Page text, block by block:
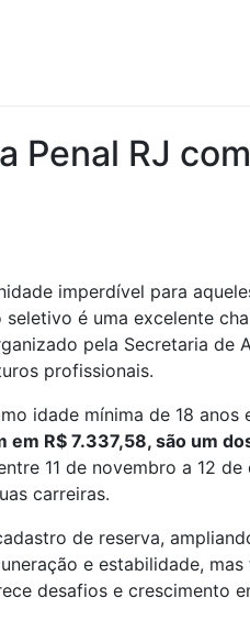
Penal RJ
imperdível para
é uma excelente
pela Secretaria de
profissionais.
idade mínima de 18
em R$ 7.337,58, são um
11 de novembro a 12
carreiras.
de reserva,
e estabilidade,
desafios e crescimento